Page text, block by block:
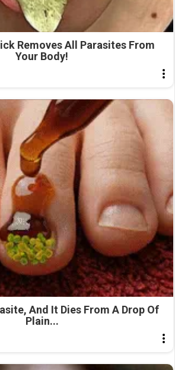
Removes All Parasites From
Your Body!
And It Dies From A Drop Of
Plain...